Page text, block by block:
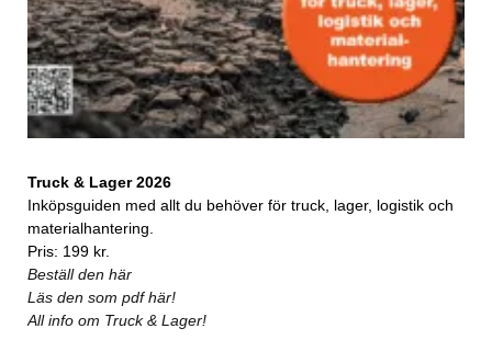
Truck & Lager 2026
Inköpsguiden med allt du behöver för truck, lager, logistik och
materialhantering.
Pris: 199 kr.
Beställ den här
Läs den som pdf här!
All info om Truck & Lager!